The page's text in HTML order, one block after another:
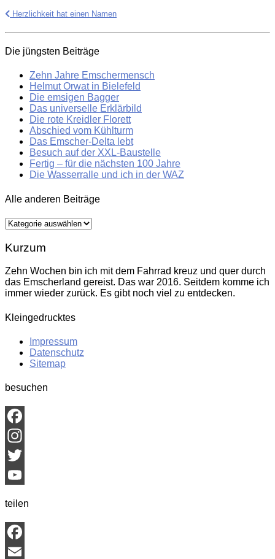
Herzlichkeit hat einen Namen
Die jüngsten Beiträge
Zehn Jahre Emschermensch
Helmut Orwat in Bielefeld
Die emsigen Bagger
Das universelle Erklärbild
Die rote Kreidler Florett
Abschied vom Kühlturm
Das Emscher-Delta lebt
Besuch auf der XXL-Baustelle
Fertig – für die nächsten 100 Jahre
Die Wasserralle und ich in der WAZ
Alle anderen Beiträge
Alle
Beiträge
Kurzum
Zehn Wochen bin ich mit dem Fahrrad kreuz und quer durch
das Emscherland gereist. Das war 2016. Seitdem komme ich
immer wieder zurück. Es gibt noch viel zu entdecken.
Kleingedrucktes
Impressum
Datenschutz
Sitemap
besuchen
Facebook
Instagram
Twitter
teilen
Facebook